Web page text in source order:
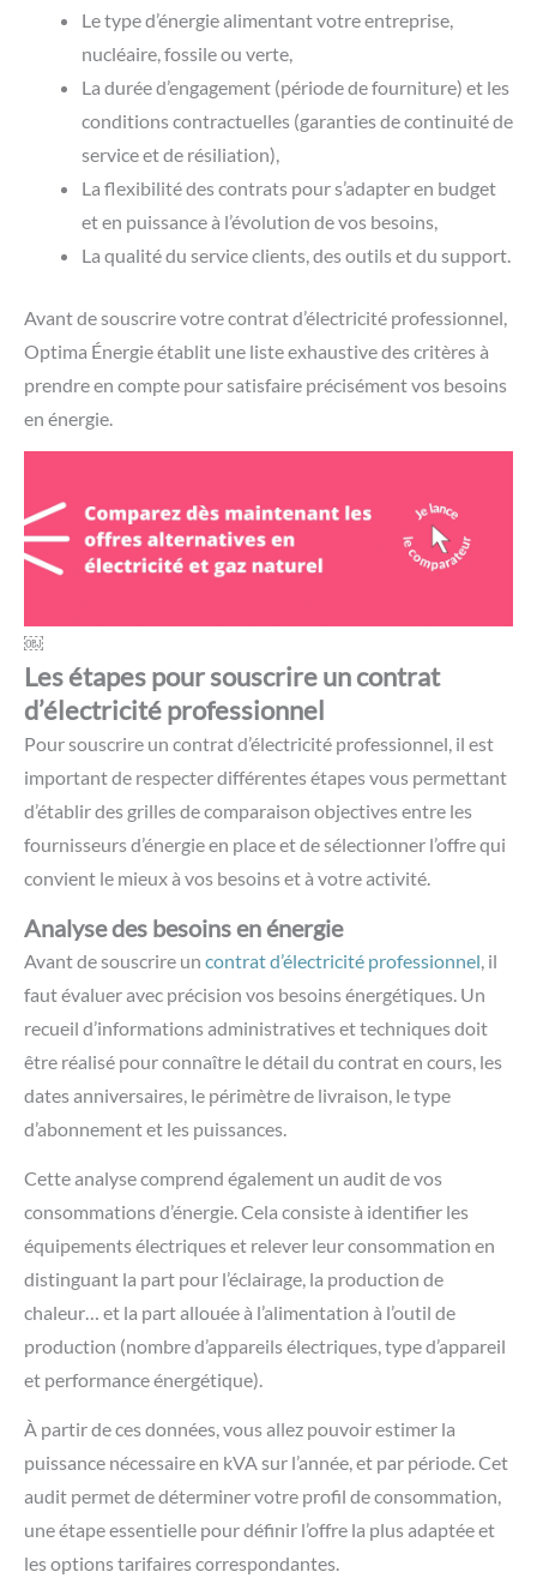
Le type d’énergie alimentant votre entreprise,
nucléaire, fossile ou verte,
La durée d’engagement (période de fourniture) et les
conditions contractuelles (garanties de continuité de
service et de résiliation),
La flexibilité des contrats pour s’adapter en budget
et en puissance à l’évolution de vos besoins,
La qualité du service clients, des outils et du support.
Avant de souscrire votre contrat d’électricité professionnel,
Optima Énergie établit une liste exhaustive des critères à
prendre en compte pour satisfaire précisément vos besoins
en énergie.
￼
Les étapes pour souscrire un contrat
d’électricité professionnel
Pour souscrire un contrat d’électricité professionnel, il est
important de respecter différentes étapes vous permettant
d’établir des grilles de comparaison objectives entre les
fournisseurs d’énergie en place et de sélectionner l’offre qui
convient le mieux à vos besoins et à votre activité.
Analyse des besoins en énergie
Avant de souscrire un contrat d’électricité professionnel, il
faut évaluer avec précision vos besoins énergétiques. Un
recueil d’informations administratives et techniques doit
être réalisé pour connaître le détail du contrat en cours, les
dates anniversaires, le périmètre de livraison, le type
d’abonnement et les puissances.
Cette analyse comprend également un audit de vos
consommations d’énergie. Cela consiste à identifier les
équipements électriques et relever leur consommation en
distinguant la part pour l’éclairage, la production de
chaleur… et la part allouée à l’alimentation à l’outil de
production (nombre d’appareils électriques, type d’appareil
et performance énergétique).
À partir de ces données, vous allez pouvoir estimer la
puissance nécessaire en kVA sur l’année, et par période. Cet
audit permet de déterminer votre profil de consommation,
une étape essentielle pour définir l’offre la plus adaptée et
les options tarifaires correspondantes.